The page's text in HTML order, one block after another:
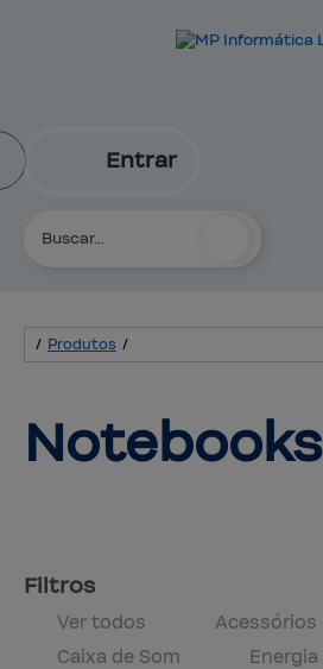
Entrar
/ Produtos /
Notebooks
Filtros
Ver todos
Acessórios
Caixa de Som
Energia